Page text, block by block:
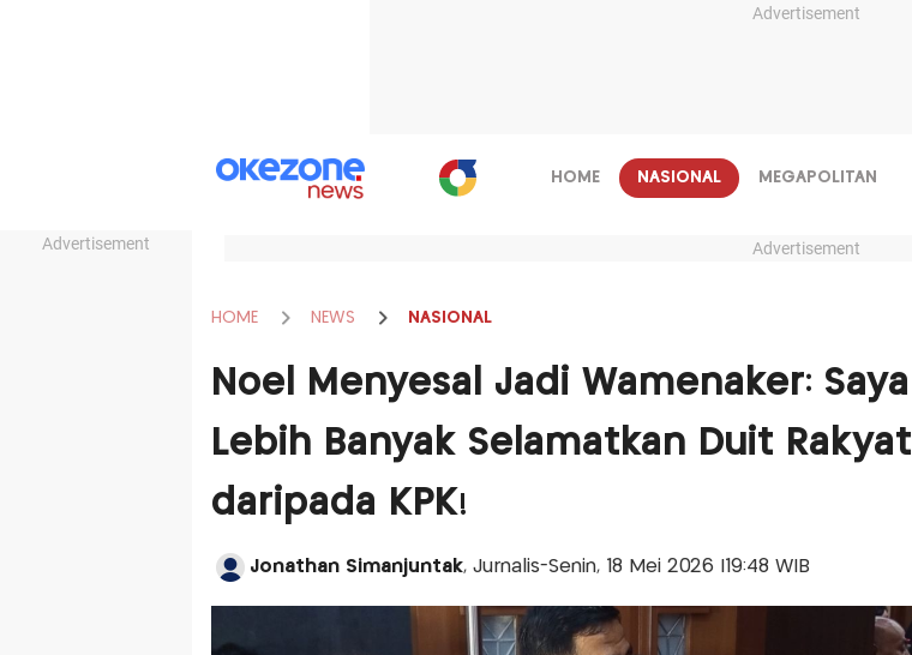
Advertisement
Advertisement
HOME NASIONAL MEGAPOLITAN
Advertisement
HOME NEWS NASIONAL
Noel Menyesal Jadi Wamenaker: Saya
Lebih Banyak Selamatkan Duit Rakyat
daripada KPK!
Jonathan Simanjuntak, Jurnalis-Senin, 18 Mei 2026 |19:48 WIB